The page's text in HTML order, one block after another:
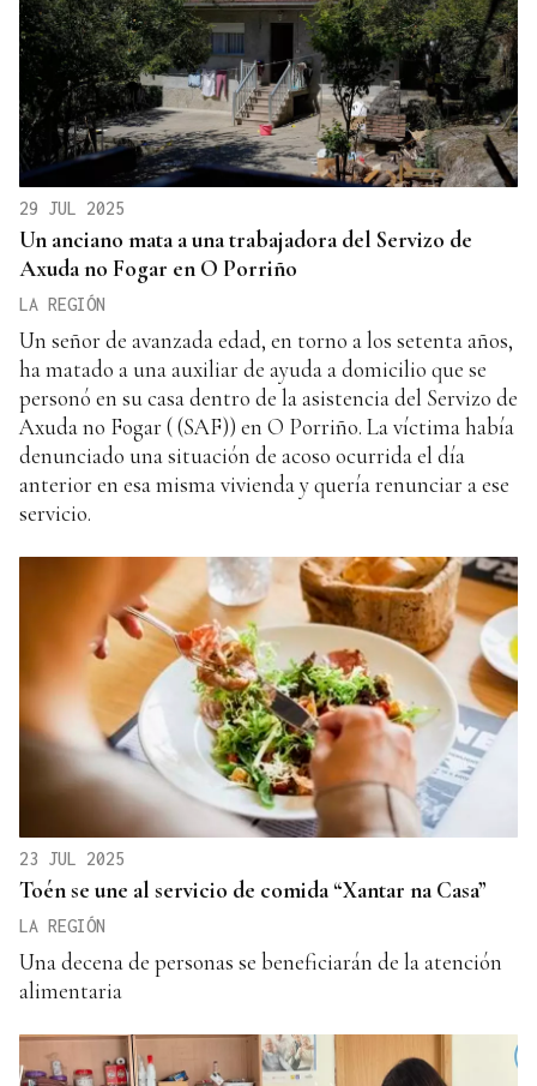
29 JUL 2025
Un anciano mata a una trabajadora del Servizo de
Axuda no Fogar en O Porriño
LA REGIÓN
Un señor de avanzada edad, en torno a los setenta años,
ha matado a una auxiliar de ayuda a domicilio que se
personó en su casa dentro de la asistencia del Servizo de
Axuda no Fogar ( (SAF)) en O Porriño. La víctima había
denunciado una situación de acoso ocurrida el día
anterior en esa misma vivienda y quería renunciar a ese
servicio.
23 JUL 2025
Toén se une al servicio de comida “Xantar na Casa”
LA REGIÓN
Una decena de personas se beneficiarán de la atención
alimentaria